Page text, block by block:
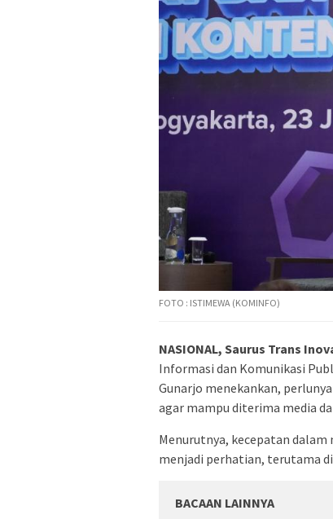
FOTO : ISTIMEWA (KOMINFO)
NASIONAL, Saurus Trans
Informasi dan Komunikasi
Gunarjo menekankan,
agar mampu diterima media
Menurutnya, kecepatan
menjadi perhatian, terutama di
BACAAN LAINNYA